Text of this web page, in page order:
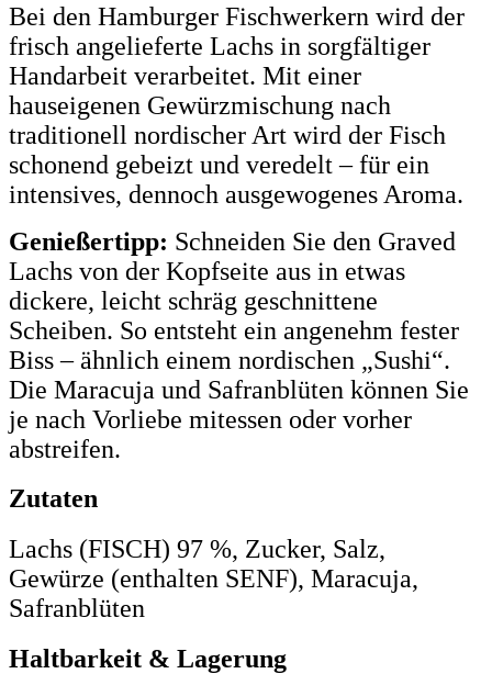
Bei den Hamburger Fischwerkern wird der
frisch angelieferte Lachs in sorgfältiger
Handarbeit verarbeitet. Mit einer
hauseigenen Gewürzmischung nach
traditionell nordischer Art wird der Fisch
schonend gebeizt und veredelt – für ein
intensives, dennoch ausgewogenes Aroma.
Genießertipp: Schneiden Sie den Graved
Lachs von der Kopfseite aus in etwas
dickere, leicht schräg geschnittene
Scheiben. So entsteht ein angenehm fester
Biss – ähnlich einem nordischen „Sushi“.
Die Maracuja und Safranblüten können Sie
je nach Vorliebe mitessen oder vorher
abstreifen.
Zutaten
Lachs (FISCH) 97 %, Zucker, Salz,
Gewürze (enthalten SENF), Maracuja,
Safranblüten
Haltbarkeit & Lagerung